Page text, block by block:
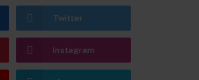
Twitter
Instagram